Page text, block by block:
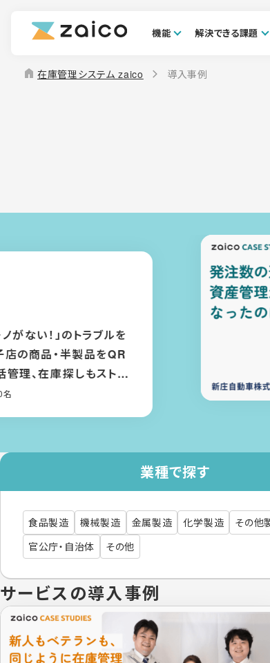
機能 解決できる課題
home 在庫管理システム zaico 導入事例
」のトラブルを
・半製品をQR
庫探しもストレ
業種で探す
食品製造 機械製造 金属製造 化学製造 その他
官公庁・自治体
その他
サービスの導入事例